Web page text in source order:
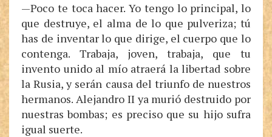
—Poco te toca hacer. Yo tengo lo principal, lo
que destruye, el alma de lo que pulveriza; tú
has de inventar lo que dirige, el cuerpo que lo
contenga. Trabaja, joven, trabaja, que tu
invento unido al mío atraerá la libertad sobre
la Rusia, y serán causa del triunfo de nuestros
hermanos. Alejandro II ya murió destruido por
nuestras bombas; es preciso que su hijo sufra
igual suerte.